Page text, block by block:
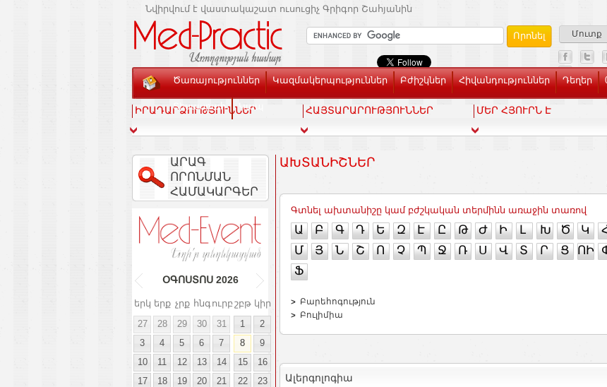
Մուտք
Նվիրվում է վաստակաշատ ուսուցիչ Գրիգոր Շահյանին
Ծառայություններ Կազմակերպություններ Բժիշկներ Հիվանդություններ Դեղեր
Տեսասրահ Կապ
ԻՐԱԴԱՐՁՈՒԹՅՈՒՆՆԵՐ ՀԱՅՏԱՐԱՐՈՒԹՅՈՒՆՆԵՐ ՄԵՐ ՀՅՈՒՐՆ Է
ԱՐԱԳ
ՈՐՈՆՄԱՆ
ՀԱՄԱԿԱՐԳԵՐ
ՕԳՈՍՏՈՍ 2026
երկ երք չրք հնգուրբ շբթ կիր
27
28 29 30 31 1
2
3
4 5 6 7 8
9
10
11 12 13 14 15
16
17
18 19 20 21 22
23
ԱԽՏԱՆԻՇՆԵՐ
Գտնել ախտանիշը կամ բժշկական տերմինն առաջին տառով
Ա Բ Գ Դ Ե Զ Է Ը Թ Ժ Ի Լ Խ Ծ Կ
Մ
Յ Ն Շ Ո Չ Պ Ջ Ռ Ս Վ Տ Ր Ց ՈԻ
Ֆ
Բարեհոգություն
Բուլիմիա
Ալերգոլոգիա